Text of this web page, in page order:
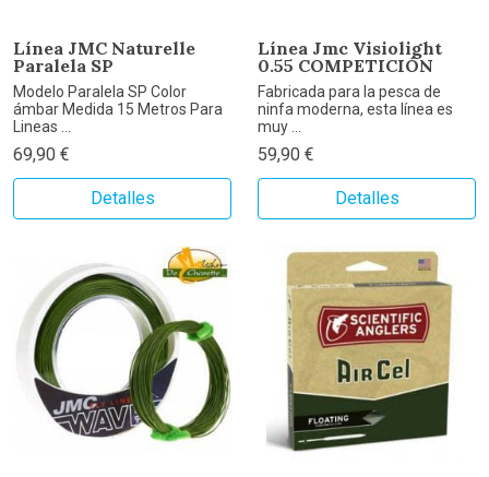
Línea JMC Naturelle
Paralela SP
Modelo Paralela SP Color
ámbar Medida 15 Metros Para
Lineas ...
69,90 €
Detalles
Línea Jmc Visiolight
0.55 COMPETICIÓN
Fabricada para la pesca de
ninfa moderna, esta línea es
muy ...
59,90 €
Detalles